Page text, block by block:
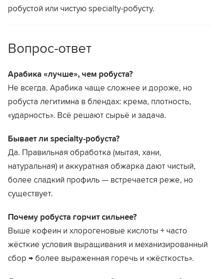
робустой или чистую specialty-робусту.
Вопрос-ответ
Арабика «лучше», чем робуста?
Не всегда. Арабика чаще сложнее и дороже, но
робуста легитимна в блендах: крема, плотность,
«ударность». Всё решают сырьё и задача.
Бывает ли specialty-робуста?
Да. Правильная обработка (мытая, хани,
натуральная) и аккуратная обжарка дают чистый,
более сладкий профиль — встречается реже, но
существует.
Почему робуста горчит сильнее?
Выше кофеин и хлорогеновые кислоты + часто
жёсткие условия выращивания и механизированный
сбор → более выраженная горечь и «жёсткость».